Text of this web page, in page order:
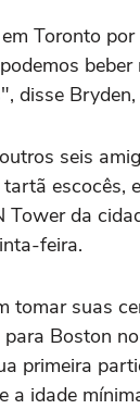
Toronto
disse Bryden,
seis
escocês,
Tower da
feira.
tomar suas
Boston
primeira
a idade